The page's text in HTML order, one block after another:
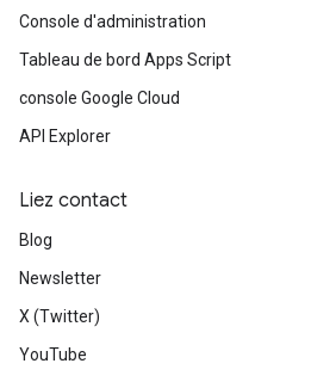
Console d'administration
Tableau de bord Apps Script
console Google Cloud
API Explorer
Liez contact
Blog
Newsletter
X (Twitter)
YouTube